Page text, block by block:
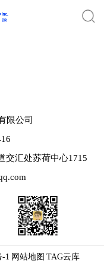
限公司
交汇处苏荷中心1715
-1 网站地图 TAG云库